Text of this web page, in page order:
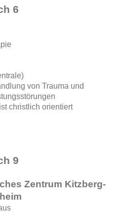
6
von Trauma und
christlich orientiert
9
Zentrum Kitzberg-